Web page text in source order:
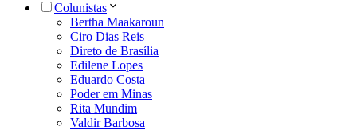
Colunistas
Bertha Maakaroun
Ciro Dias Reis
Direto de Brasília
Edilene Lopes
Eduardo Costa
Poder em Minas
Rita Mundim
Valdir Barbosa